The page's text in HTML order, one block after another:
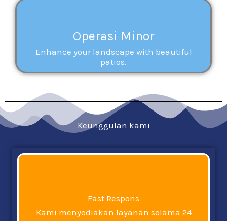
Operasi Minor
Enhance your landscape with beautiful
patios.
Keunggulan kami
Fast Respons
Kami menyediakan layanan selama 24